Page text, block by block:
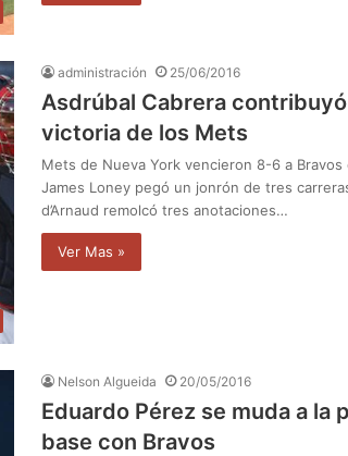
administración 25/06/2016
Asdrúbal Cabrera
victoria de los Mets
Mets de Nueva York vencieron 8-6 a Bravos
James Loney pegó un jonrón de tres
d’Arnaud remolcó tres anotaciones…
Ver Mas »
Nelson Algueida 20/05/2016
Eduardo Pérez se muda a la
base con Bravos